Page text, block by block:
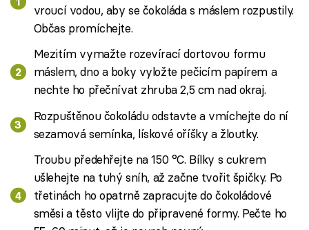
vroucí vodou, aby se čokoláda s máslem rozpustily.
Občas promíchejte.
Mezitím vymažte rozevírací dortovou formu
máslem, dno a boky vyložte pečicím papírem a
nechte ho přečnívat zhruba 2,5 cm nad okraj.
Rozpuštěnou čokoládu odstavte a vmíchejte do ní
sezamová semínka, lískové oříšky a žloutky.
Troubu předehřejte na 150 °C. Bílky s cukrem
ušlehejte na tuhý sníh, až začne tvořit špičky. Po
třetinách ho opatrně zapracujte do čokoládové
směsi a těsto vlijte do připravené formy. Pečte ho